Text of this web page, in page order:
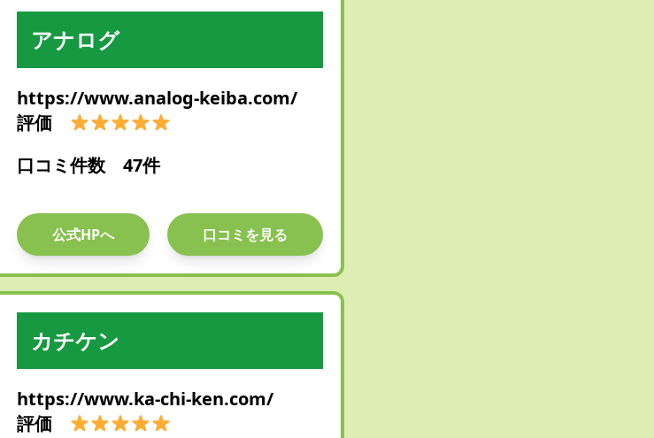
アナログ
https://www.analog-keiba.com/
評価
口コミ件数 47件
公式HPへ 口コミを見る
カチケン
https://www.ka-chi-ken.com/
評価